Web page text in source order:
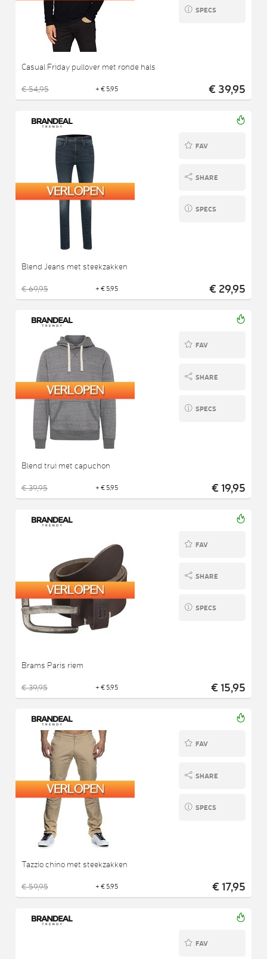
SPECS
Casual Friday pullover met ronde hals
€ 54,95 + € 5,95 € 39,95
FAV
SHARE
SPECS
Blend Jeans met steekzakken
€ 69,95 + € 5,95 € 29,95
FAV
SHARE
SPECS
Blend trui met capuchon
€ 39,95 + € 5,95 € 19,95
FAV
SHARE
SPECS
Brams Paris riem
€ 39,95 + € 5,95 € 15,95
FAV
SHARE
SPECS
Tazzio chino met steekzakken
€ 59,95 + € 5,95 € 17,95
FAV